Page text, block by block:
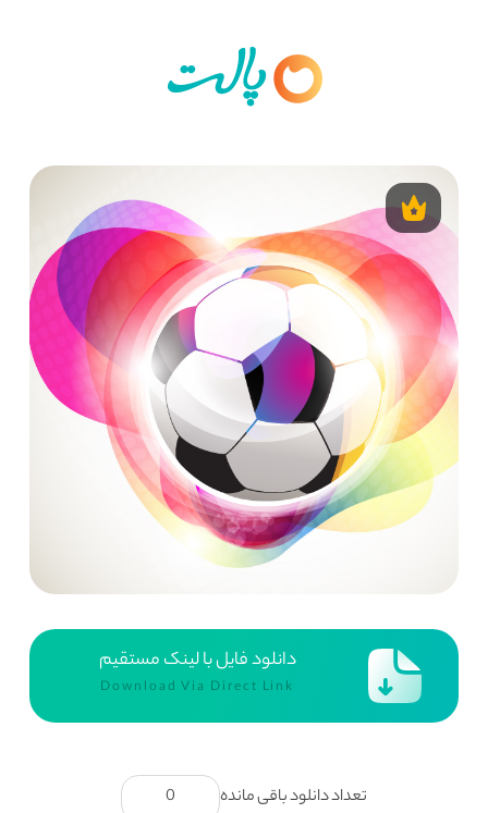
دانلود فایل با لینک مستقیم
Download Via Direct Link
تعداد دانلود باقی مانده 0